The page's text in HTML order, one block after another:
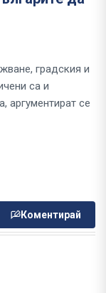
градския и
са и
аргументират се
Коментирай